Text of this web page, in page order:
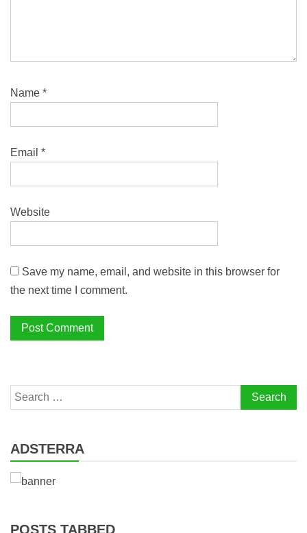
Name *
Email *
Website
Save my name, email, and website in this browser for
the next time I comment.
Search
for:
ADSTERRA
POSTS TABBED